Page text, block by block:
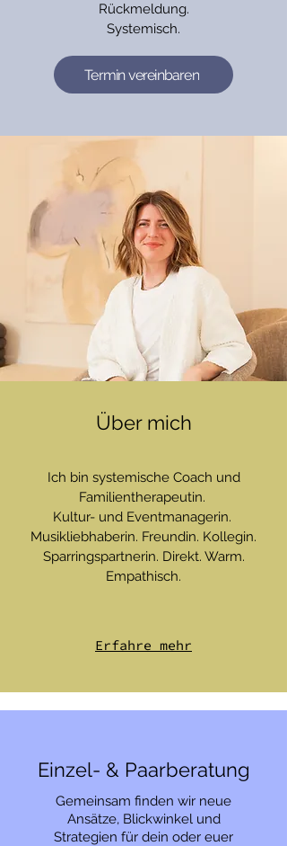
Rückmeldung.
Systemisch.
Termin vereinbaren
Über mich
Ich bin systemische Coach und
Familientherapeutin.
Kultur- und Eventmanagerin.
Musikliebhaberin. Freundin. Kollegin.
Sparringspartnerin. Direkt. Warm.
Empathisch.
Erfahre mehr
Einzel- & Paarberatung
Gemeinsam finden wir neue
Ansätze, Blickwinkel und
Strategien für dein oder euer